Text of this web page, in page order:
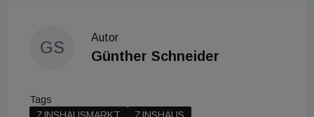
GS
Autor
Günther Schneider
Tags